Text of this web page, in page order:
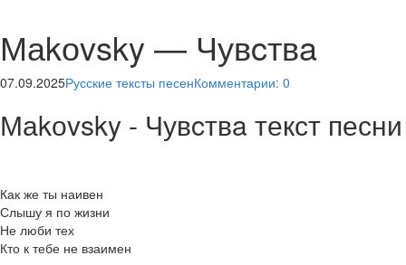
Маkоvsky — Чувcтвa
07.09.2025Русские тексты песенКомментарии: 0
Маkоvsky - Чувcтвa текст песни
Как же ты наивен
Слышу я по жизни
Не люби тех
Кто к тебе не взаимен